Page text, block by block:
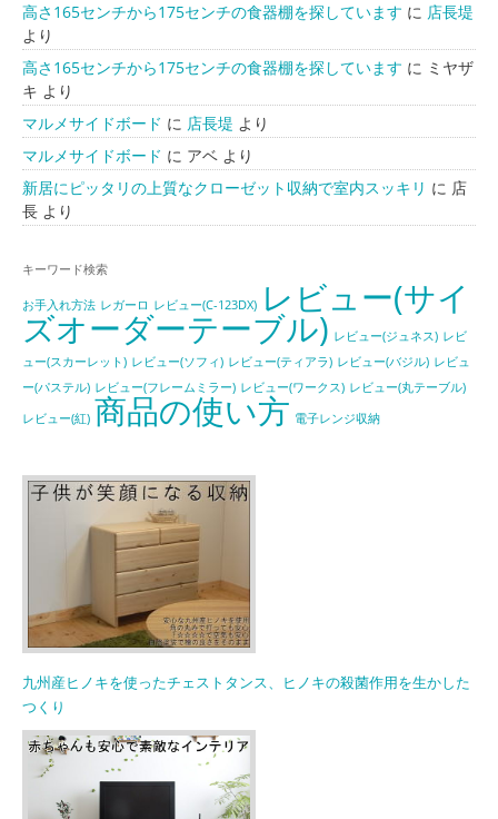
高さ165センチから175センチの食器棚を探しています に 店長堤
より
高さ165センチから175センチの食器棚を探しています に ミヤザ
キ より
マルメサイドボード に 店長堤 より
マルメサイドボード に アベ より
新居にピッタリの上質なクローゼット収納で室内スッキリ に 店
長 より
キーワード検索
お手入れ方法 レガーロ レビュー(C-123DX) レビュー(サイ
ズオーダーテーブル) レビュー(ジュネス) レビ
ュー(スカーレット) レビュー(ソフィ) レビュー(ティアラ) レビュー(バジル) レビュ
ー(パステル) レビュー(フレームミラー) レビュー(ワークス) レビュー(丸テーブル)
レビュー(紅) 商品の使い方 電子レンジ収納
九州産ヒノキを使ったチェストタンス、ヒノキの殺菌作用を生かした
つくり